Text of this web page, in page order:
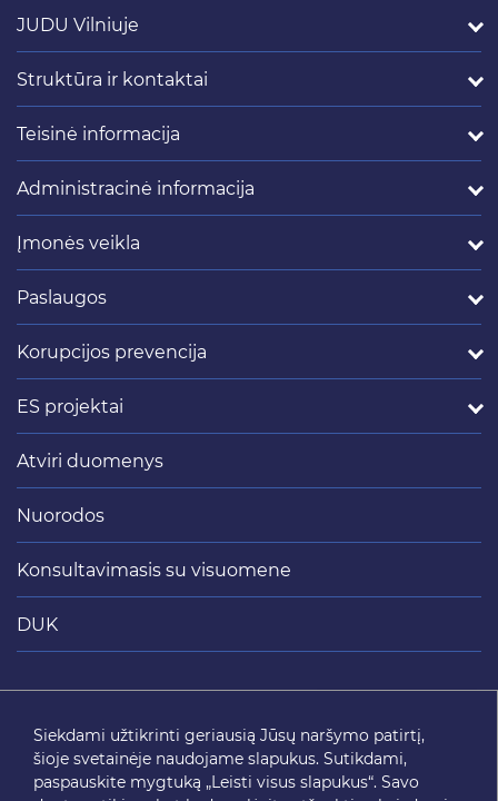
JUDU Vilniuje
Struktūra ir kontaktai
Teisinė informacija
Administracinė informacija
Įmonės veikla
Paslaugos
Korupcijos prevencija
ES projektai
Atviri duomenys
Nuorodos
Konsultavimasis su visuomene
DUK
SEKITE MUS
Siekdami užtikrinti geriausią Jūsų naršymo patirtį,
šioje svetainėje naudojame slapukus. Sutikdami,
paspauskite mygtuką „Leisti visus slapukus“. Savo